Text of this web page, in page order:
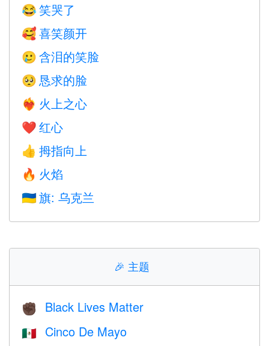
😂 笑哭了
🥰 喜笑颜开
🥲 含泪的笑脸
🥺 恳求的脸
❤️‍🔥 火上之心
❤️ 红心
👍 拇指向上
🔥 火焰
🇺🇦 旗: 乌克兰
🎉 主题
✊🏿 Black Lives Matter
🇲🇽 Cinco De Mayo